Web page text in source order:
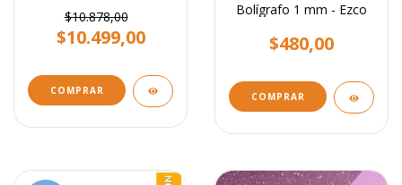
$10.878,00
$10.499,00
COMPRAR
Bolígrafo 1 mm - Ezco
$480,00
COMPRAR